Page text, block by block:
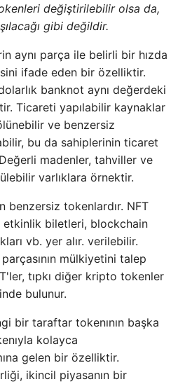
değiştirilebilir olsa da,
gibi değildir.
aynı parça ile belirli bir hızda
ifade eden bir özelliktir.
banknot aynı değerdeki
Ticareti yapılabilir kaynaklar
ve benzersiz
bu da sahiplerinin ticaret
Değerli madenler, tahviller ve
varlıklara örnektir.
benzersiz tokenlardır. NFT
etkinlik biletleri, blockchain
vb. yer alır. verilebilir.
mülkiyetini talep
tıpkı diğer kripto tokenler
bulunur.
bir taraftar tokenının başka
kolayca
gelen bir özelliktir.
ikincil piyasanın bir